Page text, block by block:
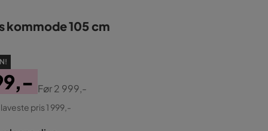
kommode 105 cm
Før2 999,-
pris 1 999,-